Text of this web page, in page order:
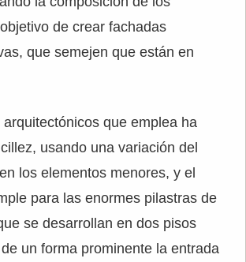
de crear fachadas
que semejen que están en
que emplea ha
usando una variación del
los elementos menores, y el
para las enormes pilastras de
se desarrollan en dos pisos
un forma prominente la entrada